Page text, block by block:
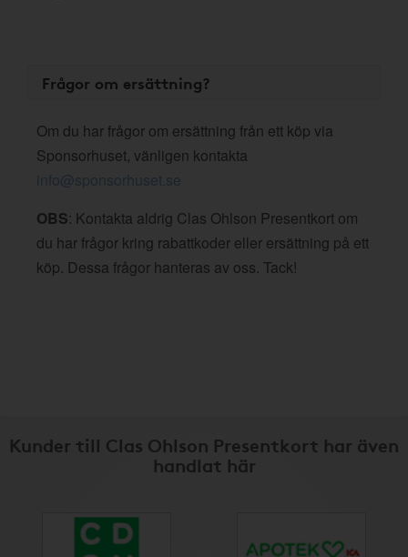
Frågor om ersättning?
Om du har frågor om ersättning från ett köp via
Sponsorhuset, vänligen kontakta
info@sponsorhuset.se
OBS: Kontakta aldrig Clas Ohlson Presentkort om
du har frågor kring rabattkoder eller ersättning på ett
köp. Dessa frågor hanteras av oss. Tack!
Kunder till Clas Ohlson Presentkort har även
handlat här